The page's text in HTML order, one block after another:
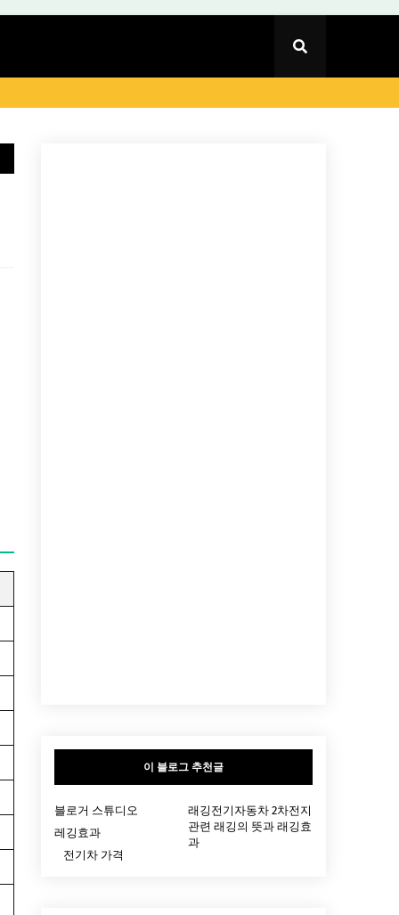
이 블로그 추천글
블로거 스튜디오
래깅전기자동차 2차전지
관련 래깅의 뜻과 래깅효
과
레깅효과
전기차 가격